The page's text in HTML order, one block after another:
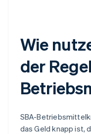
Wie
der
SBA-
das Geld knapp ist,